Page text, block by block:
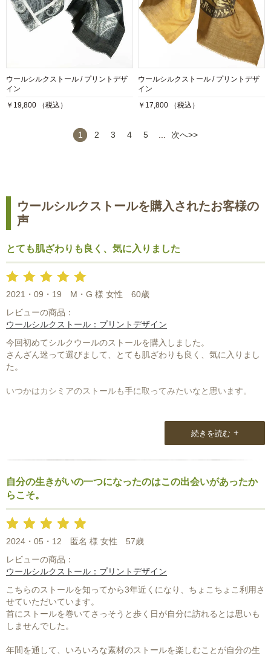
ウールシルクストール / プリントデザ
イン
￥19,800 （税込）
ウールシルクストール / プリントデザ
イン
￥17,800 （税込）
1 2 3 4 5 ... 次へ>>
ウールシルクストールを購入されたお客様の
声
とても肌ざわりも良く、気に入りました
2021・09・19 M・G 様 女性
60歳
レビューの商品：
ウールシルクストール：プリントデザイン
今回初めてシルクウールのストールを購入しました。
さんざん迷って選びまして、とても肌ざわりも良く、気に入りまし
た。
いつかはカシミアのストールも手に取ってみたいなと思います。
続きを読む +
自分の生きがいの一つになったのはこの出会いがあったか
らこそ。
2024・05・12 匿名 様 女性
57歳
レビューの商品：
ウールシルクストール：プリントデザイン
こちらのストールを知ってから3年近くになり、ちょこちょこ利用さ
せていただいています。
首にストールを巻いてさっそうと歩く日が自分に訪れるとは思いも
しませんでした。
年間を通して、いろいろな素材のストールを楽しむことが自分の生